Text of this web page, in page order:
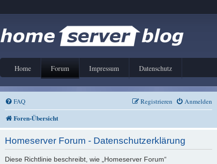
Home Forum Impressum Datenschutz
FAQ Anmelden
Registrieren
Foren-Übersicht
Homeserver Forum - Datenschutzerklärung
Diese Richtlinie beschreibt, wie „Homeserver Forum“